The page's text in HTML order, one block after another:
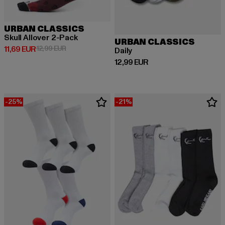
URBAN CLASSICS
Skull Allover 2-Pack
11,69 EUR
Derzeitiger Preis: 11,69 EUR
12,99 EURAktionspreis: 12,99 EUR
URBAN CLASSICS
Daily
12,99 EUR
Derzeitiger Preis: 12,99 EUR
-25% -21%